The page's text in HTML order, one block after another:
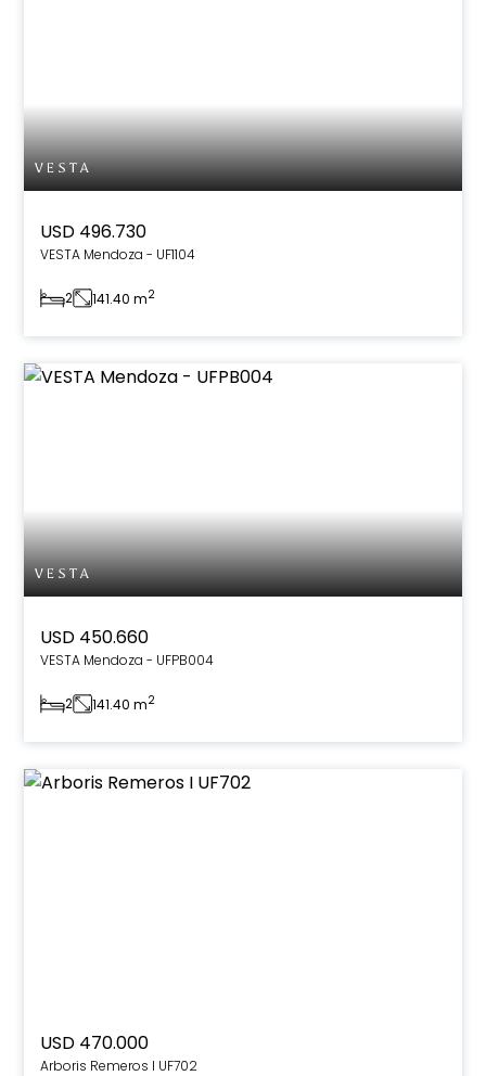
USD 496.730
VESTA Mendoza - UF1104
2 141.40 m2
USD 450.660
VESTA Mendoza - UFPB004
2 141.40 m2
USD 470.000
Arboris Remeros I UF702